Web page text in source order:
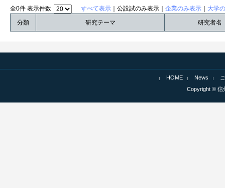
全0件 表示件数 すべて表示 ｜公設試のみ表示｜ 企業のみ表示
大学
分類
研究テーマ 研究者名
HOME News
Copyright © 信